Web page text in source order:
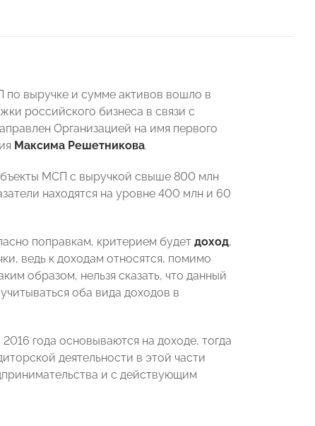
по выручке и сумме активов вошло в
российского бизнеса в связи с
Организацией на имя первого
Максима Решетникова.
МСП с выручкой свыше 800 млн
находятся на уровне 400 млн и 60
поправкам, критерием будет доход,
ведь к доходам относятся, помимо
образом, нельзя сказать, что данный
оба вида доходов в
года основываются на доходе, тогда
деятельности в этой части
и с действующим